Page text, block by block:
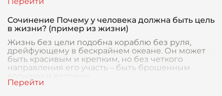
Сочинение Почему у человека должна быть цель
в жизни? (пример из жизни)
Жизнь без цели подобна кораблю без руля,
дрейфующему в бескрайнем океане. Он может
быть красивым и крепким, но без четкого
направления его участь – быть брошенным